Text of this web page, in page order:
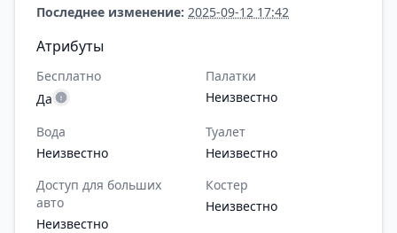
Последнее изменение: 2025-09-12 17:42
Атрибуты
Бесплатно
Да
Палатки
Неизвестно
Вода
Неизвестно
Туалет
Неизвестно
Доступ для больших
авто
Неизвестно
Костер
Неизвестно